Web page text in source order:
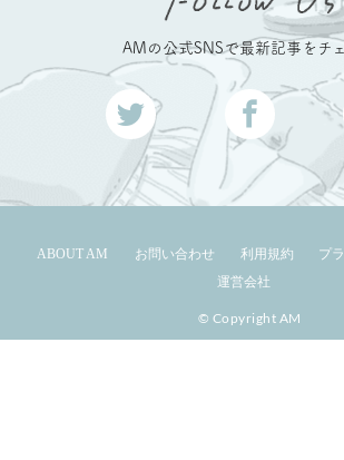
AMの公式SNSで最新記事をチ
ABOUT AM お問い合わせ 利用規約
プ
運営会社
© Copyright AM